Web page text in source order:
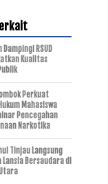
Dampingi RSUD
Kualitas
Perkuat
Mahasiswa
Pencegahan
Narkotika
Tinjau Langsung
Lansia Bersaudara di